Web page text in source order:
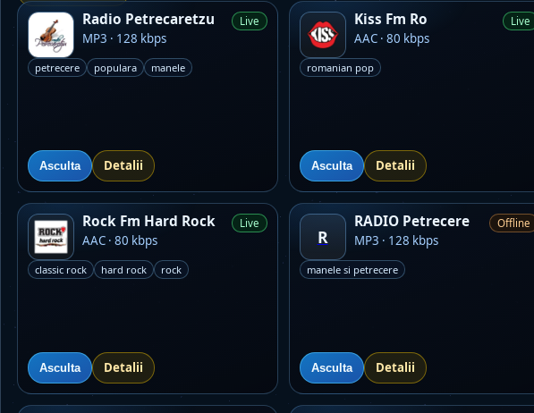
Radio Petrecaretzu
MP3 · 128 kbps
Live
petrecere populara manele
Asculta Detalii
Kiss Fm Ro
AAC · 80 kbps
Live
romanian pop
Asculta Detalii
Rock Fm Hard Rock
AAC · 80 kbps
Live
classic rock hard rock rock
Asculta Detalii
R
RADIO Petrecere
MP3 · 128 kbps
Offline
manele si petrecere
Asculta Detalii